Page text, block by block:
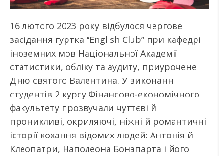
16 лютого 2023 року відбулося чергове
засідання гуртка “English Club” при кафедрі
іноземних мов Національної Академії
статистики, обліку та аудиту, приурочене
Дню святого Валентина. У виконанні
студентів 2 курсу Фінансово-економічного
факультету прозвучали чуттєві й
проникливі, окриляючі, ніжні й романтичні
історії кохання відомих людей: Антонія й
Клеопатри, Наполеона Бонапарта і його